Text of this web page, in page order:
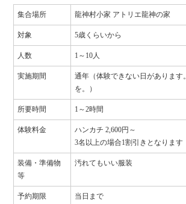
集合場所 龍神村小家 アトリエ龍神の家
対象 5歳くらいから
人数 1～10人
実施期間
通年（体験できない日があります
を。）
所要時間 1～2時間
体験料金
ハンカチ 2,600円～
3名以上の場合1割引きとなります
装備・準備物
等
汚れてもいい服装
予約期限 当日まで